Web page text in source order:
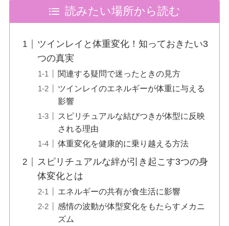
読みたい場所から読む
ツインレイと体重変化！知っておきたい3
つの真実
関連する疑問で迷ったときの見方
ツインレイのエネルギーが体重に与える
影響
スピリチュアルな結びつきが体型に反映
される理由
体重変化を健康的に乗り越える方法
スピリチュアルな絆が引き起こす3つの身
体変化とは
エネルギーの共有が食生活に影響
感情の波動が体型変化をもたらすメカニ
ズム